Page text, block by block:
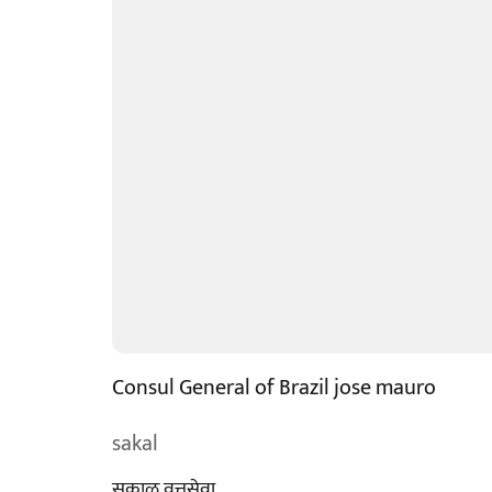
Consul General of Brazil jose mauro
sakal